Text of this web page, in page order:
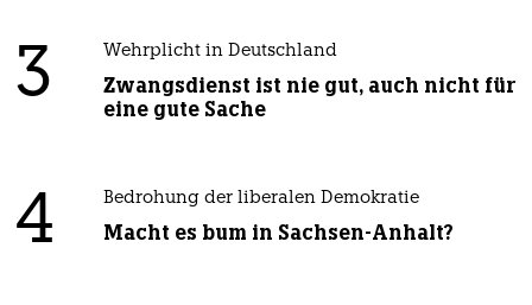
3 Wehrplicht in Deutschland
Zwangsdienst ist nie gut, auch nicht für
eine gute Sache
4 Bedrohung der liberalen Demokratie
Macht es bum in Sachsen-Anhalt?